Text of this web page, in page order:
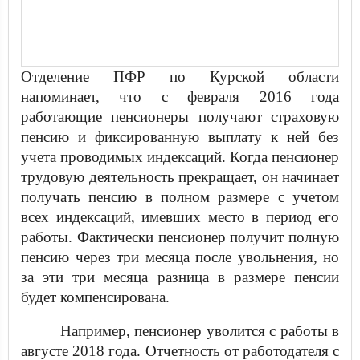
Отделение ПФР по Курской области
напоминает, что с февраля 2016 года
работающие пенсионеры получают страховую
пенсию и фиксированную выплату к ней без
учета проводимых индексаций. Когда пенсионер
трудовую деятельность прекращает, он начинает
получать пенсию в полном размере с учетом
всех индексаций, имевших место в период его
работы. Фактически пенсионер получит полную
пенсию через три месяца после увольнения, но
за эти три месяца разница в размере пенсии
будет компенсирована.
Например, пенсионер уволится с работы в
августе 2018 года. Отчетность от работодателя с